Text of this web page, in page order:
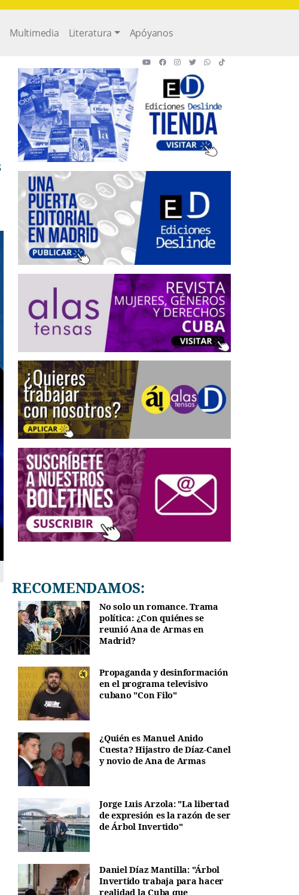
Multimedia Literatura Apóyanos
RECOMENDAMOS:
No solo un romance. Trama
política: ¿Con quiénes se
reunió Ana de Armas en
Madrid?
Propaganda y desinformación
en el programa televisivo
cubano "Con Filo"
¿Quién es Manuel Anido
Cuesta? Hijastro de Díaz-Canel
y novio de Ana de Armas
Jorge Luis Arzola: "La libertad
de expresión es la razón de ser
de Árbol Invertido"
Daniel Díaz Mantilla: "Árbol
Invertido trabaja para hacer
realidad la Cuba que